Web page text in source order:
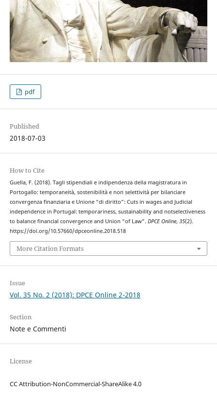
pdf
Published
2018-07-03
How to Cite
Guella, F. (2018). Tagli stipendiali e indipendenza della magistratura in
Portogallo: temporaneità, sostenibilità e non selettività per bilanciare
convergenza finanziaria e Unione “di diritto”: Cuts in wages and Judicial
independence in Portugal: temporariness, sustainability and notselectiveness
to balance financial convergence and Union “of Law”. DPCE Online, 35(2).
https://doi.org/10.57660/dpceonline.2018.518
More Citation Formats
Issue
Vol. 35 No. 2 (2018): DPCE Online 2-2018
Section
Note e Commenti
License
CC Attribution-NonCommercial-ShareAlike 4.0